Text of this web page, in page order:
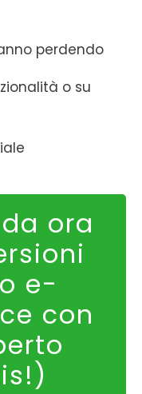
perdendo
o su
ora
e-
con